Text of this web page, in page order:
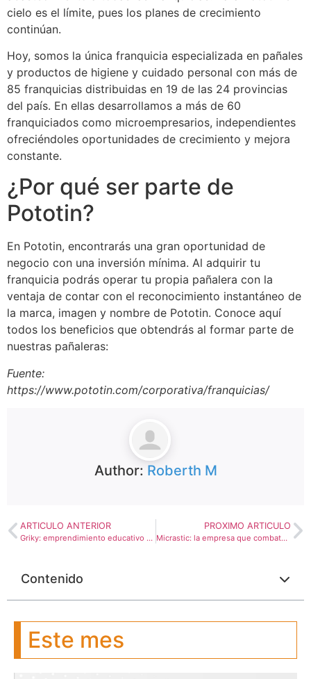
cielo es el límite, pues los planes de crecimiento
continúan.
Hoy, somos la única franquicia especializada en pañales
y productos de higiene y cuidado personal con más de
85 franquicias distribuidas en 19 de las 24 provincias
del país. En ellas desarrollamos a más de 60
franquiciados como microempresarios, independientes
ofreciéndoles oportunidades de crecimiento y mejora
constante.
¿Por qué ser parte de
Pototin?
En Pototin, encontrarás una gran oportunidad de
negocio con una inversión mínima. Al adquirir tu
franquicia podrás operar tu propia pañalera con la
ventaja de contar con el reconocimiento instantáneo de
la marca, imagen y nombre de Pototin. Conoce aquí
todos los beneficios que obtendrás al formar parte de
nuestras pañaleras:
Fuente:
https://www.pototin.com/corporativa/franquicias/
Author: Roberth M
ARTICULO ANTERIOR
Griky: emprendimiento educativo digital colombiano
PROXIMO ARTICULO
Micrastic: la empresa que combate la contaminación del agua
Contenido
Este mes